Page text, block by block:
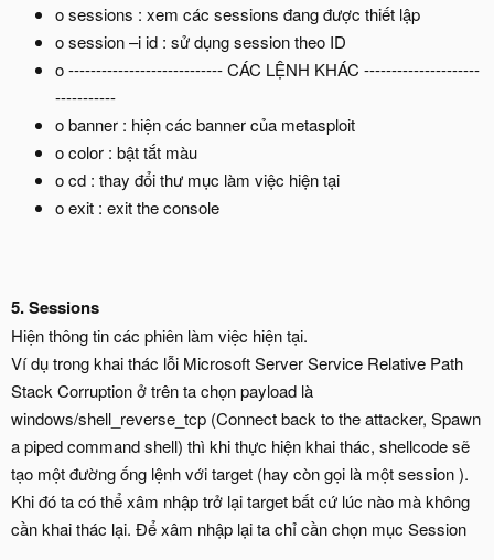
o sessions : xem các sessions đang được thiết lập
o session –i id : sử dụng session theo ID
o ---------------------------- CÁC LỆNH KHÁC ---------------------
-----------
o banner : hiện các banner của metasploit
o color : bật tắt màu
o cd : thay đổi thư mục làm việc hiện tại
o exit : exit the console
5. Sessions
Hiện thông tin các phiên làm việc hiện tại.
Ví dụ trong khai thác lỗi Microsoft Server Service Relative Path
Stack Corruption ở trên ta chọn payload là
windows/shell_reverse_tcp (Connect back to the attacker, Spawn
a piped command shell) thì khi thực hiện khai thác, shellcode sẽ
tạo một đường ống lệnh với target (hay còn gọi là một session ).
Khi đó ta có thể xâm nhập trở lại target bất cứ lúc nào mà không
cần khai thác lại. Để xâm nhập lại ta chỉ cần chọn mục Session